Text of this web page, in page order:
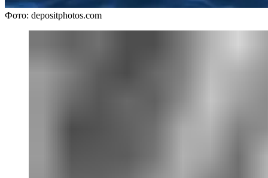
Фото: depositphotos.com